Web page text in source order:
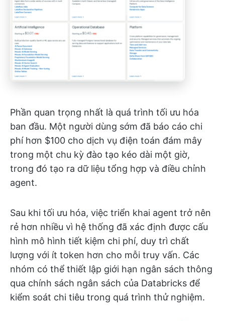
Phần quan trọng nhất là quá trình tối ưu hóa
ban đầu. Một người dùng sớm đã báo cáo chi
phí hơn $100 cho dịch vụ điện toán đám mây
trong một chu kỳ đào tạo kéo dài một giờ,
trong đó tạo ra dữ liệu tổng hợp và điều chỉnh
agent.
Sau khi tối ưu hóa, việc triển khai agent trở nên
rẻ hơn nhiều vì hệ thống đã xác định được cấu
hình mô hình tiết kiệm chi phí, duy trì chất
lượng với ít token hơn cho mỗi truy vấn. Các
nhóm có thể thiết lập giới hạn ngân sách thông
qua chính sách ngân sách của Databricks để
kiểm soát chi tiêu trong quá trình thử nghiệm.